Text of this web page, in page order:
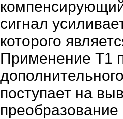
сигнал
которого
Применение Т1
поступает на